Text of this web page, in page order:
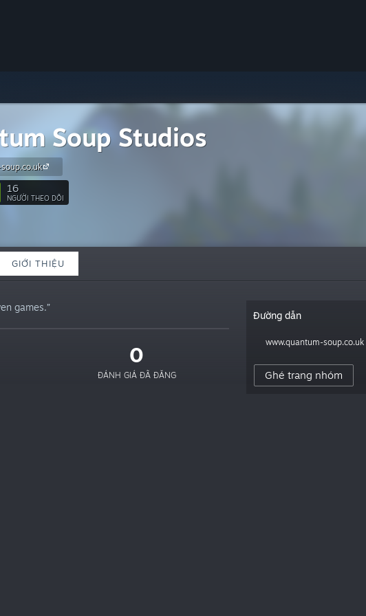
Soup Studios
16
NGƯỜI THEO DÕI
GIỚI THIỆU
games.”
0
ĐÁNH GIÁ ĐÃ ĐĂNG
Đường dẫn
www.quantum-soup.co.uk
Ghé trang nhóm